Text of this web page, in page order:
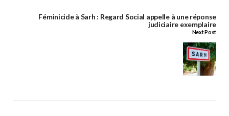
Féminicide à Sarh : Regard Social appelle à une réponse
judiciaire exemplaire
Next Post